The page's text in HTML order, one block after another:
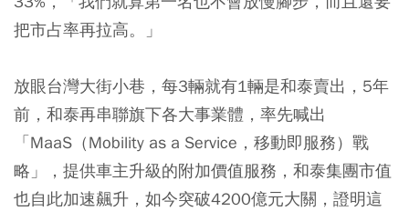
把市占率再拉高。」
放眼台灣大街小巷，每3輛就有1輛是和泰賣出，5年
前，和泰再串聯旗下各大事業體，率先喊出
「MaaS（Mobility as a Service，移動即服務）戰
略」，提供車主升級的附加價值服務，和泰集團市值
也自此加速飆升，如今突破4200億元大關，證明這